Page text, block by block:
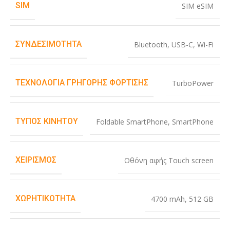
SIM SIM eSIM
ΣΥΝΔΕΣΙΜΌΤΗΤΑ Bluetooth, USB-C, Wi-Fi
ΤΕΧΝΟΛΟΓΊΑ ΓΡΉΓΟΡΗΣ ΦΌΡΤΙΣΗΣ TurboPower
ΤΎΠΟΣ ΚΙΝΗΤΟΎ Foldable SmartPhone, SmartPhone
ΧΕΙΡΙΣΜΌΣ Οθόνη αφής Touch screen
ΧΩΡΗΤΙΚΌΤΗΤΑ 4700 mAh, 512 GB